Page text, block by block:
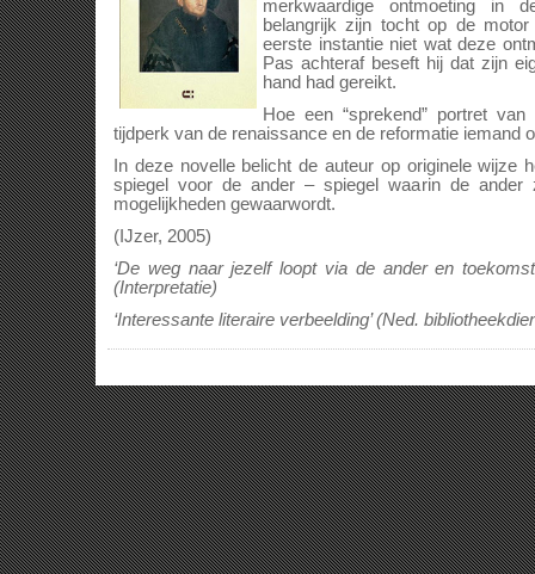
merkwaardige ontmoeting in
belangrijk zijn tocht op de
eerste instantie niet wat deze
Pas achteraf beseft hij dat zijn
hand had gereikt.
Hoe een “sprekend” portret
tijdperk van de renaissance en de reformatie iemand
In deze novelle belicht de auteur op originele wijze
spiegel voor de ander – spiegel waarin de ander
mogelijkheden gewaarwordt.
(IJzer, 2005)
‘De weg naar jezelf loopt via de ander en
(Interpretatie)
‘Interessante literaire verbeelding’ (Ned.